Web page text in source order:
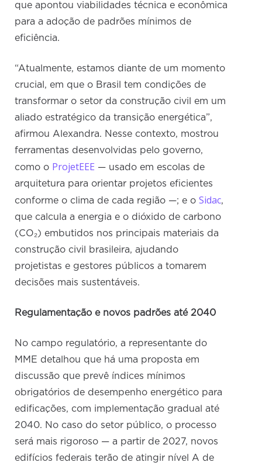
que apontou viabilidades técnica e econômica
para a adoção de padrões mínimos de
eficiência.
“Atualmente, estamos diante de um momento
crucial, em que o Brasil tem condições de
transformar o setor da construção civil em um
aliado estratégico da transição energética”,
afirmou Alexandra. Nesse contexto, mostrou
ferramentas desenvolvidas pelo governo,
como o ProjetEEE — usado em escolas de
arquitetura para orientar projetos eficientes
conforme o clima de cada região —; e oSidac,
que calcula a energia e o dióxido de carbono
(CO₂) embutidos nos principais materiais da
construção civil brasileira, ajudando
projetistas e gestores públicos a tomarem
decisões mais sustentáveis.
Regulamentação e novos padrões até 2040
No campo regulatório, a representante do
MME detalhou que há uma proposta em
discussão que prevê índices mínimos
obrigatórios de desempenho energético para
edificações, com implementação gradual até
2040. No caso do setor público, o processo
será mais rigoroso — a partir de 2027, novos
edifícios federais terão de atingir nível A de